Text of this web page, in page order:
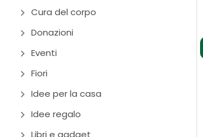
Cura del corpo
Donazioni
Eventi
Fiori
Idee per la casa
Idee regalo
Libri e gadget